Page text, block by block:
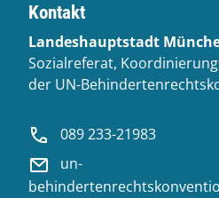
Kontakt
Landeshauptstadt
Sozialreferat,
der UN-
089 233-21983
un-